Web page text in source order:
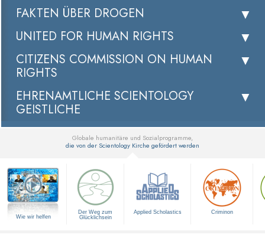
FAKTEN ÜBER DROGEN
UNITED FOR HUMAN RIGHTS
CITIZENS COMMISSION ON HUMAN
RIGHTS
EHRENAMTLICHE SCIENTOLOGY
GEISTLICHE
Globale humanitäre und Sozialprogramme,
die von der Scientology Kirche gefördert werden
Wie wir helfen
Der Weg zum
Glücklichsein
Applied Scholastics Criminon